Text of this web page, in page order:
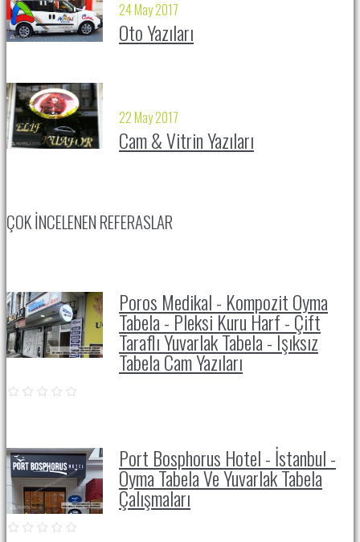
24 May 2017
Oto Yazıları
22 May 2017
Cam & Vitrin Yazıları
ÇOK İNCELENEN REFERASLAR
Poros Medikal - Kompozit Oyma
Tabela - Pleksi Kuru Harf - Çift
Taraflı Yuvarlak Tabela - Işıksız
Tabela Cam Yazıları
Port Bosphorus Hotel - İstanbul -
Oyma Tabela Ve Yuvarlak Tabela
Çalışmaları